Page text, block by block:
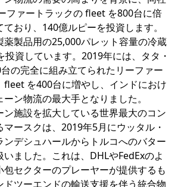
ファートラックの fleet を800台に倍
おり、140億ルピーを投資します。
薬製品用の25,000パレット容量の冷蔵
資しています。2019年には、タタ・
の完全に組み立てられたリーファー
fleet を400台に増やし、インドにおけ
ン物流の最大手となりました。
ン施設を拡大している世界最大のコン
ースクは、2019年5月にウッタル・
ンデシュハールからトルコへのバター
ました。これは、DHLやFedExのよ
包セクターのプレーヤーが提供するも
ツーエンドの輸送支援を伴う統合物